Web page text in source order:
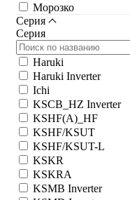
Морозко
Серия
Серия
Haruki
Haruki Inverter
Ichi
KSCB_HZ Inverter
KSHF(A)_HF
KSHF/KSUT
KSHF/KSUT-L
KSKR
KSKRA
KSMB Inverter